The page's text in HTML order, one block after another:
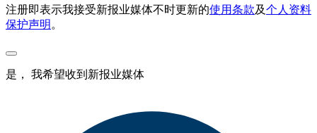
注册即表示我接受新报业媒体不时更新的使用条款及个人资料
保护声明 。
是， 我希望收到新报业媒体